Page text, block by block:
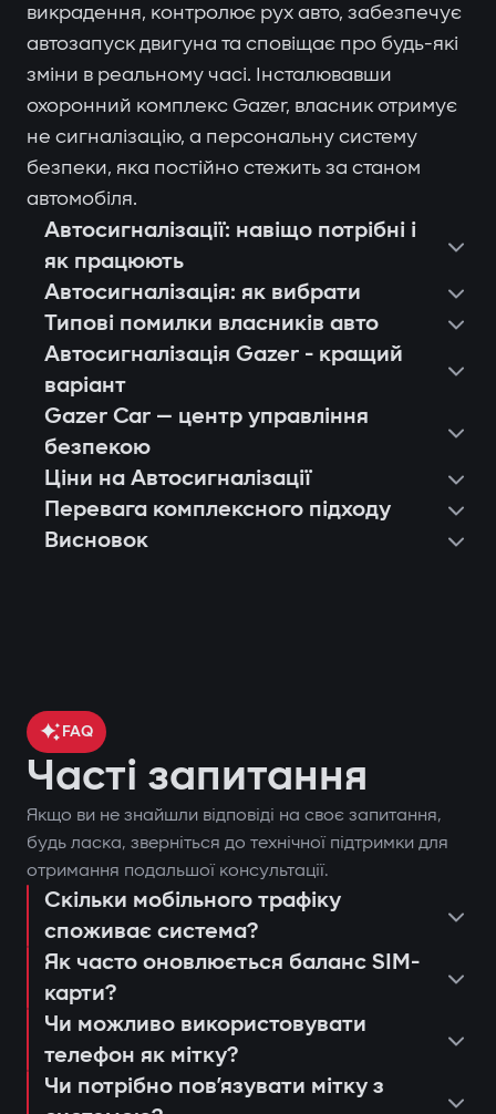
викрадення, контролює рух авто, забезпечує
автозапуск двигуна та сповіщає про будь-які
зміни в реальному часі. Інсталювавши
охоронний комплекс Gazer, власник отримує
не сигналізацію, а персональну систему
безпеки, яка постійно стежить за станом
автомобіля.
Автосигналізації: навіщо потрібні і
як працюють
контроль місцезнаходження
автомобіля через GPS;
блокування двигуна при спробі
несанкціонованого запуску;
сповіщення через застосунок Gazer
Car;
дистанційний автозапуск двигуна;
ведення журналу подій та спроб
Автосигналізація: як вибрати
Типові помилки власників авто
Автосигналізація Gazer - кращий
варіант
Захист від «електронної вудки»
Використання цифрової мітки з
шифруванням AES128, яку неможливо
Gazer Car — центр управління
безпекою
поставити чи зняти автомобіль з
охорони;
запустити двигун дистанційно;
переглянути останні спрацьовування
або дії системи;
налаштувати push-сповіщення та
Ціни на Автосигналізації
консультація та підбір оптимальної
Перевага комплексного підходу
Висновок
FAQ
Часті запитання
Якщо ви не знайшли відповіді на своє запитання,
будь ласка, зверніться до технічної підтримки для
отримання подальшої консультації.
Скільки мобільного трафіку
споживає система?
Як часто оновлюється баланс SIM-
карти?
Чи можливо використовувати
телефон як мітку?
Чи потрібно повʼязувати мітку з